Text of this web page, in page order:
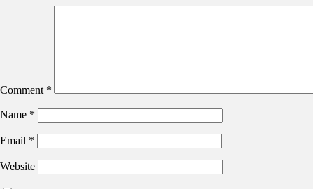
Comment *
Name *
Email *
Website